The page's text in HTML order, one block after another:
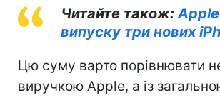
Читайте також:
випуску три нових
Цю суму варто порівнювати
виручкою Apple, а із